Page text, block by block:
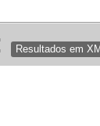
Resultados em